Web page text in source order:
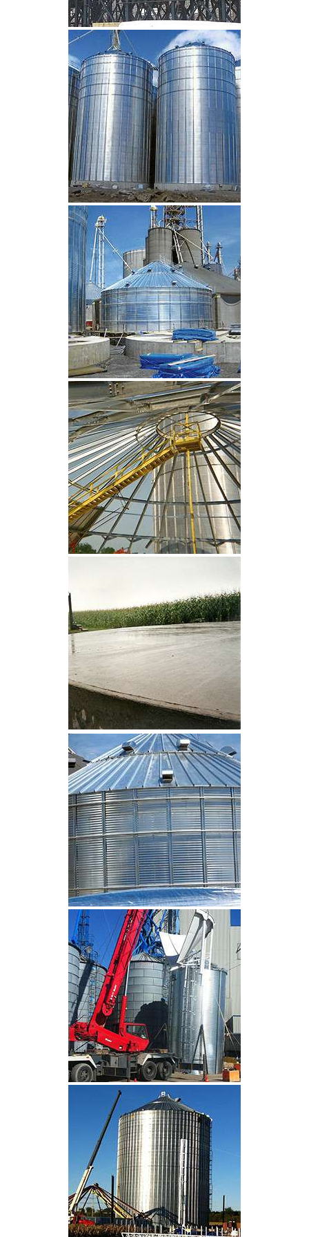
CLIQUEZ POUR AGRANDIR
CLIQUEZ POUR AGRANDIR
CLIQUEZ POUR AGRANDIR
CLIQUEZ POUR AGRANDIR
CLIQUEZ POUR AGRANDIR
CLIQUEZ POUR AGRANDIR
CLIQUEZ POUR AGRANDIR